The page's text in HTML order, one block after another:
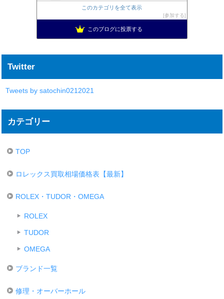
このカテゴリを全て表示
参加する
このブログに投票する
Twitter
Tweets by satochin0212021
カテゴリー
TOP
ロレックス買取相場価格表【最新】
ROLEX・TUDOR・OMEGA
ROLEX
TUDOR
OMEGA
ブランド一覧
修理・オーバーホール